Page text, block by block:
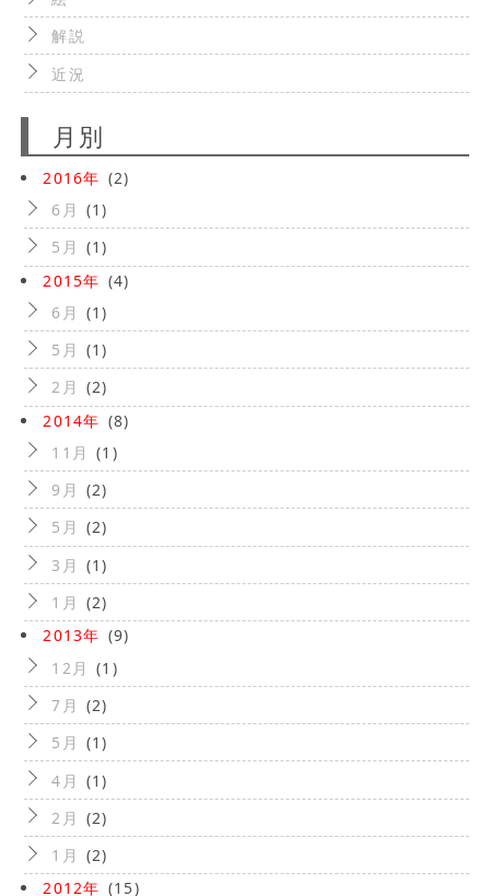
解説
近況
月別
2016年 (2)
6月 (1)
5月 (1)
2015年 (4)
6月 (1)
5月 (1)
2月 (2)
2014年 (8)
11月 (1)
9月 (2)
5月 (2)
3月 (1)
1月 (2)
2013年 (9)
12月 (1)
7月 (2)
5月 (1)
4月 (1)
2月 (2)
1月 (2)
2012年 (15)